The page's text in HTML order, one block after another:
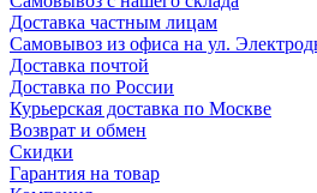
Доставка частным лицам
Самовывоз из офиса на ул.
Доставка почтой
Доставка по России
Курьерская доставка по Москве
Возврат и обмен
Скидки
Гарантия на товар